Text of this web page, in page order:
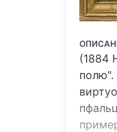
(1884
полю".